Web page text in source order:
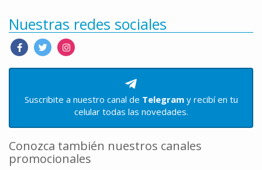
Nuestras redes sociales
Suscribite a nuestro canal de Telegramy recibí en tu
celular todas las novedades.
Conozca también nuestros canales
promocionales